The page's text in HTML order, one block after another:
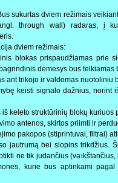
sukurtas dviem režimais
through wall) radaras, į
dviem režimais:
blokas prispaudžiamas prie
dėmesys bus telkiamas
ant trikojo ir valdomas nuotoliniu
keisti signalo dažnius, norint
iš keleto struktūrinių blokų
antenos, skirtos priimti ir
pakopos (stiprintuvai, filtrai)
jautrumą bei slopins trikdžius.
ne tik judančius
kurie bus aptinkami